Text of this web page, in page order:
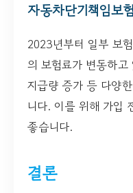
자동차단기책임보
2023년부터 일부 보
의 보험료가 변동하
지급량 증가 등 다양
니다. 이를 위해 가입
좋습니다.
결론